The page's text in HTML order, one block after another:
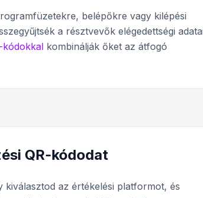
belépőkre vagy kilépési
a résztvevők elégedettségi
kódokkal kombinálják őket az átfogó
QR-kódodat
kiválasztod az értékelési platformot, és